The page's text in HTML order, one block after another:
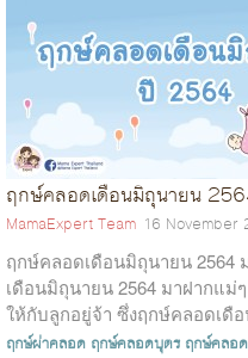
ฤกษ์คลอดเดือนมิถุนายน
MamaExpert Team 16 November
ฤกษ์คลอดเดือนมิถุนายน 2564
เดือนมิถุนายน 2564 มาฝากแม่
ให้กับลูกอยู่จ้า ซึ่งฤกษ์คลอดเดื
thelucky อ...
ฤกษ์ผ่าคลอด ฤกษ์คลอดบุตร ฤกษ์คลอ